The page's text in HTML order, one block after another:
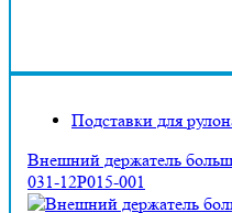
Подставки для
Внешний держатель
031-12P015-001